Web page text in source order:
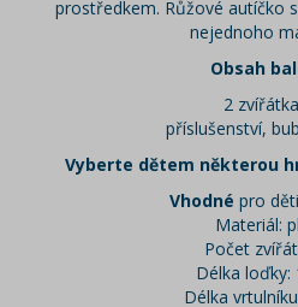
prostředkem. Růžové autíčko
nejednoho
Obsah
2
příslušenství,
Vyberte dětem některou
Vhodné pro děti
Materiál:
Počet
Délka loďky:
Délka